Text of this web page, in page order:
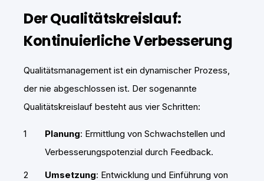
Der Qualitätskreislauf:
Kontinuierliche Verbesserung
Qualitätsmanagement ist ein dynamischer Prozess,
der nie abgeschlossen ist. Der sogenannte
Qualitätskreislauf besteht aus vier Schritten:
Planung: Ermittlung von Schwachstellen und
Verbesserungspotenzial durch Feedback.
Umsetzung: Entwicklung und Einführung von